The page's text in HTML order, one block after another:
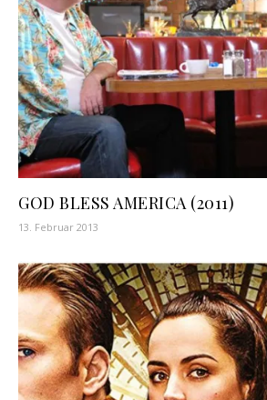
GOD BLESS AMERICA (2011)
13. Februar 2013